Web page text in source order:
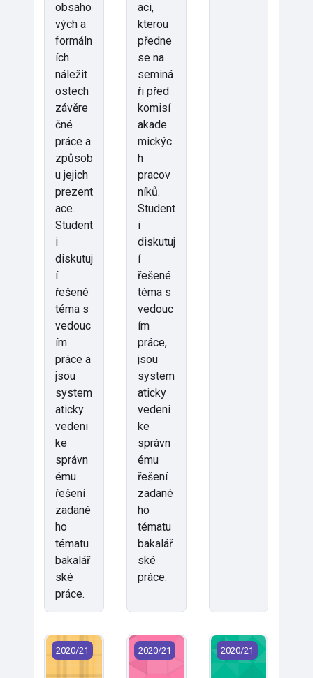
obsaho
vých a
formáln
ích
náležit
ostech
závěre
čné
práce a
způsob
u jejich
prezent
ace.
Student
i
diskutuj
í
řešené
téma s
vedouc
ím
práce a
jsou
system
aticky
vedeni
ke
správn
ému
řešení
zadané
ho
tématu
bakalář
ské
práce.
aci,
kterou
předne
se na
seminá
ři před
komisí
akade
mickýc
h
pracov
níků.
Student
i
diskutuj
í
řešené
téma s
vedouc
ím
práce,
jsou
system
aticky
vedeni
ke
správn
ému
řešení
zadané
ho
tématu
bakalář
ské
práce.
KNT/BP2 - Bakalářská práce (2020)
2020/21 KNT/BPN - Bakalářská práce (2020)
2020/21 KNT/D123 -
2020/21